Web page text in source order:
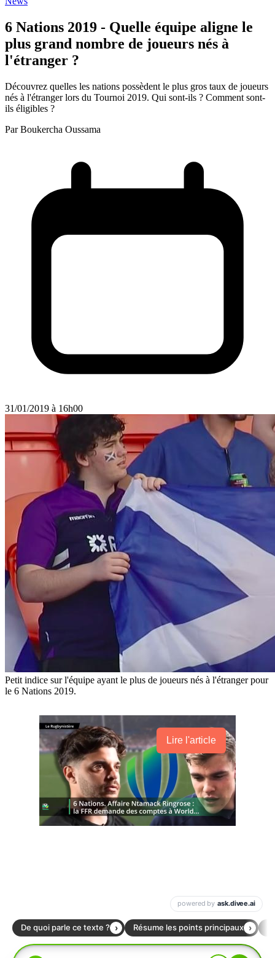
6 Nations 2019 - Quelle équipe aligne le
plus grand nombre de joueurs nés à
l'étranger ?
Découvrez quelles les nations possèdent le plus gros taux de joueurs
nés à l'étranger lors du Tournoi 2019. Qui sont-ils ? Comment sont-
ils éligibles ?
Par Boukercha Oussama
31/01/2019 à 16h00
Petit indice sur l'équipe ayant le plus de joueurs nés à l'étranger pour
le 6 Nations 2019.
Lire l'article